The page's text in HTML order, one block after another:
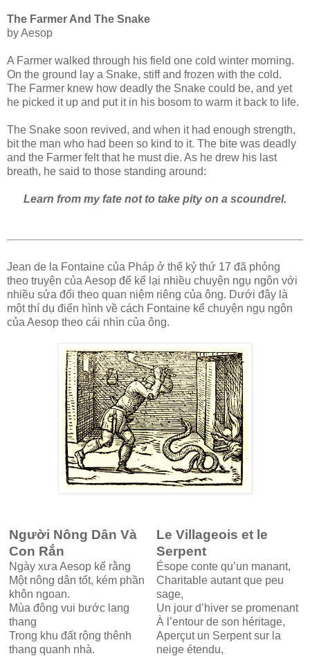
The Farmer And The Snake
by Aesop
A Farmer walked through his field one cold winter morning.
On the ground lay a Snake, stiff and frozen with the cold.
The Farmer knew how deadly the Snake could be, and yet
he picked it up and put it in his bosom to warm it back to life.
The Snake soon revived, and when it had enough strength,
bit the man who had been so kind to it. The bite was deadly
and the Farmer felt that he must die. As he drew his last
breath, he said to those standing around:
Learn from my fate not to take pity on a scoundrel.
Jean de la Fontaine của Pháp ở thế kỷ thứ 17 đã phỏng
theo truyện của Aesop để kể lại nhiều chuyện ngụ ngôn với
nhiều sửa đổi theo quan niệm riêng của ông. Dưới đây là
một thí dụ điển hình về cách Fontaine kể chuyện ngụ ngôn
của Aesop theo cái nhìn của ông.
Người Nông Dân Và
Con Rắn
Ngày xưa Aesop kể rằng
Một nông dân tốt, kém phần
khôn ngoan.
Mùa đông vui bước lang
thang
Trong khu đất rộng thênh
thang quanh nhà.
Le Villageois et le
Serpent
Ésope conte qu’un manant,
Charitable autant que peu
sage,
Un jour d’hiver se promenant
À l’entour de son héritage,
Aperçut un Serpent sur la
neige étendu,